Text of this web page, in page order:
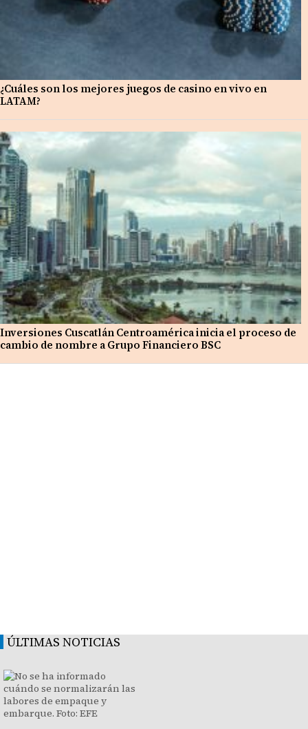
¿Cuáles son los mejores juegos de casino en vivo en
LATAM?
Inversiones Cuscatlán Centroamérica inicia el proceso de
cambio de nombre a Grupo Financiero BSC
ÚLTIMAS NOTICIAS